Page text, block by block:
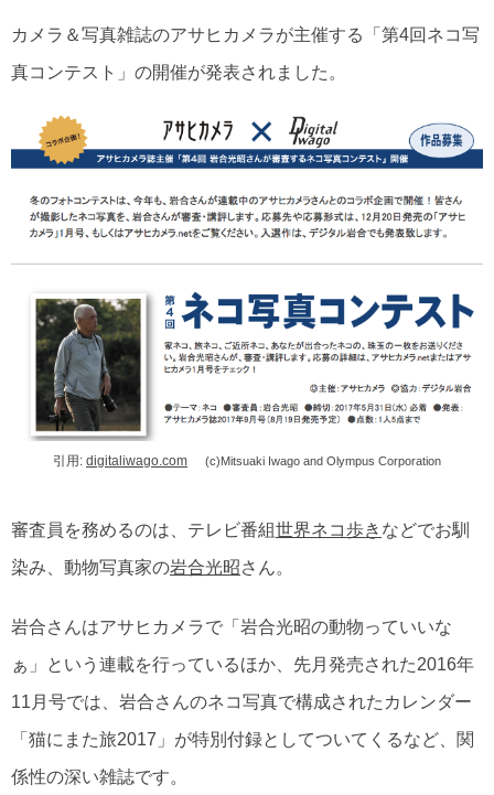
カメラ＆写真雑誌のアサヒカメラが主催する「第4回ネコ写
真コンテスト」の開催が発表されました。
引用: digitaliwago.com (c)Mitsuaki Iwago and Olympus Corporation
審査員を務めるのは、テレビ番組世界ネコ歩き などでお馴
染み、動物写真家の岩合光昭さん。
岩合さんはアサヒカメラで「岩合光昭の動物っていいな
ぁ」という連載を行っているほか、先月発売された2016年
11月号では、岩合さんのネコ写真で構成されたカレンダー
「猫にまた旅2017」が特別付録としてついてくるなど、関
係性の深い雑誌です。